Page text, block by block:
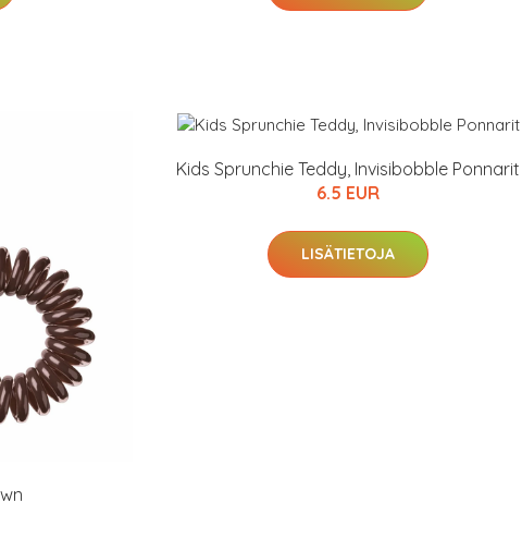
Kids Sprunchie Teddy, Invisibobble Ponnarit
6.5 EUR
LISÄTIETOJA
Kauppa
tuotteet -20 %!
TARJOUS